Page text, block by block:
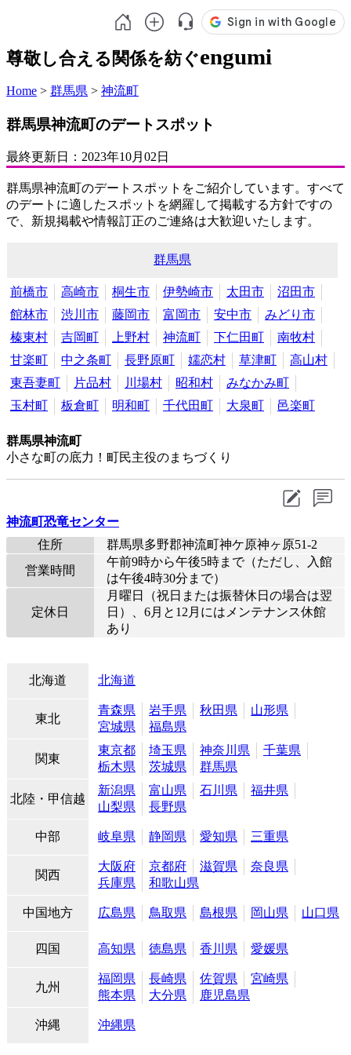
尊敬し合える関係を紡ぐengumi
Home > 群馬県 > 神流町
群馬県神流町のデートスポット
最終更新日： 2023年10月02日
群馬県神流町のデートスポットをご紹介しています。すべて
のデートに適したスポットを網羅して掲載する方針ですの
で、新規掲載や情報訂正のご連絡は大歓迎いたします。
群馬県
前橋市 高崎市 桐生市 伊勢崎市 太田市
沼田市
館林市
渋川市 藤岡市 富岡市 安中市
みどり市
榛東村
吉岡町 上野村 神流町 下仁田町
南牧村
甘楽町
中之条町 長野原町 嬬恋村 草津町
高山村
東吾妻町
片品村 川場村 昭和村
みなかみ町
玉村町
板倉町 明和町 千代田町 大泉町 邑楽町
群馬県神流町
小さな町の底力！町民主役のまちづくり
神流町恐竜センター
住所
群馬県多野郡神流町神ケ原神ヶ原51-2
営業時間
午前9時から午後5時まで（ただし、入館
は午後4時30分まで）
定休日
月曜日（祝日または振替休日の場合は翌
日）、6月と12月にはメンテナンス休館
あり
北海道 北海道
東北
青森県 岩手県 秋田県
山形県
宮城県
福島県
関東
東京都 埼玉県 神奈川県
千葉県
栃木県
茨城県 群馬県
北陸・甲信越
新潟県 富山県 石川県
福井県
山梨県
長野県
中部 岐阜県 静岡県 愛知県 三重県
関西
大阪府 京都府 滋賀県
奈良県
兵庫県
和歌山県
中国地方 広島県 鳥取県 島根県 岡山県 山口県
四国 高知県 徳島県 香川県 愛媛県
九州
福岡県 長崎県 佐賀県
宮崎県
熊本県
大分県 鹿児島県
沖縄 沖縄県